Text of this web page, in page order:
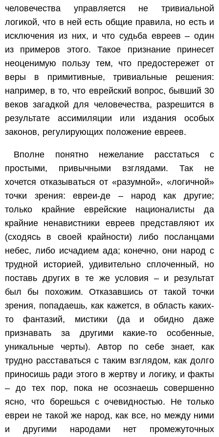
человечества управляется не тривиальной
логикой, что в ней есть общие правила, но есть и
исключения из них, и что судьба евреев – один
из примеров этого. Такое признание принесет
неоценимую пользу тем, что предостережет от
веры в примитивные, тривиальные решения:
например, в то, что еврейский вопрос, бывший 30
веков загадкой для человечества, разрешится в
результате ассимиляции или издания особых
законов, регулирующих положение евреев.
Вполне понятно нежелание расстаться с
простыми, привычными взглядами. Так не
хочется отказываться от «разумной», «логичной»
точки зрения: евреи-де – народ как другие;
только крайние еврейские националисты да
крайние ненавистники евреев представляют их
(сходясь в своей крайности) либо посланцами
небес, либо исчадием ада; конечно, они народ с
трудной историей, удивительно сплоченный, но
поставь других в те же условия – и результат
был бы похожим. Отказавшись от такой точки
зрения, попадаешь, как кажется, в область каких-
то фантазий, мистики (да и обидно даже
признавать за другими какие-то особенные,
уникальные черты). Автор по себе знает, как
трудно расставаться с таким взглядом, как долго
приносишь ради этого в жертву и логику, и факты
– до тех пор, пока не осознаешь совершенно
ясно, что борешься с очевидностью. Не только
евреи не такой же народ, как все, но между ними
и другими народами нет промежуточных